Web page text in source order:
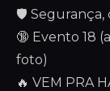
🛡️ Segurança,
🔞 Evento 18
foto)
🔥 VEM PRA